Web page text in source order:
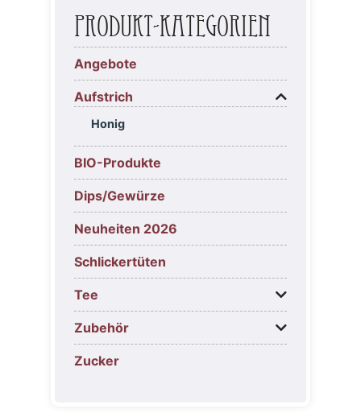
Produkt-Kategorien
Angebote
Aufstrich
Honig
BIO-Produkte
Dips/Gewürze
Neuheiten 2026
Schlickertüten
Tee
Zubehör
Zucker